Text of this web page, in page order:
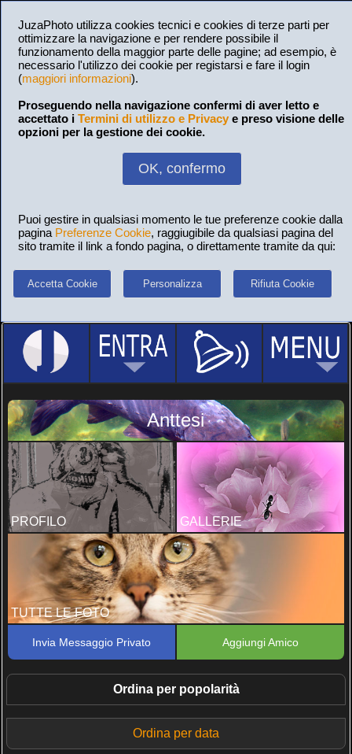
JuzaPhoto utilizza cookies tecnici e cookies di terze parti per
ottimizzare la navigazione e per rendere possibile il
funzionamento della maggior parte delle pagine; ad esempio, è
necessario l'utilizzo dei cookie per registarsi e fare il login
(maggiori informazioni).
Proseguendo nella navigazione confermi di aver letto e
accettato i Termini di utilizzo e Privacy e preso visione delle
opzioni per la gestione dei cookie.
OK, confermo
Puoi gestire in qualsiasi momento le tue preferenze cookie dalla
pagina Preferenze Cookie, raggiugibile da qualsiasi pagina del
sito tramite il link a fondo pagina, o direttamente tramite da qui:
Accetta Cookie Personalizza Rifiuta Cookie
Anttesi
PROFILO GALLERIE
TUTTE LE FOTO
Invia Messaggio Privato Aggiungi Amico
Ordina per popolarità
Ordina per data